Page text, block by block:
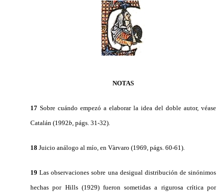
NOTAS
17Sobre cuándo empezó a elaborar la idea del doble autor, véase
Catalán (1992b , págs. 31-32).
18 Juicio análogo al mío, en Vàrvaro (1969, págs. 60-61).
19 Las observaciones sobre una desigual distribución de sinónimos
hechas por Hills (1929) fueron sometidas a rigurosa crítica por